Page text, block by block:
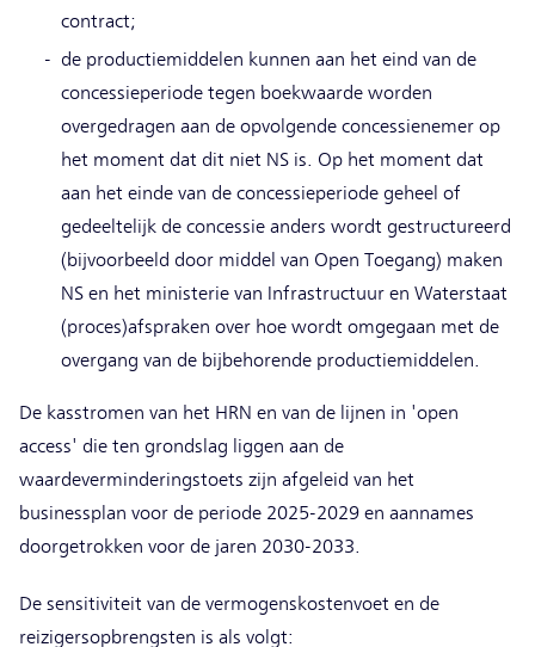
contract;
de productiemiddelen kunnen aan het eind van de
concessieperiode tegen boekwaarde worden
overgedragen aan de opvolgende concessienemer op
het moment dat dit niet NS is. Op het moment dat
aan het einde van de concessieperiode geheel of
gedeeltelijk de concessie anders wordt gestructureerd
(bijvoorbeeld door middel van Open Toegang) maken
NS en het ministerie van Infrastructuur en Waterstaat
(proces)afspraken over hoe wordt omgegaan met de
overgang van de bijbehorende productiemiddelen.
De kasstromen van het HRN en van de lijnen in 'open
access' die ten grondslag liggen aan de
waardeverminderingstoets zijn afgeleid van het
businessplan voor de periode 2025-2029 en aannames
doorgetrokken voor de jaren 2030-2033.
De sensitiviteit van de vermogenskostenvoet en de
reizigersopbrengsten is als volgt: